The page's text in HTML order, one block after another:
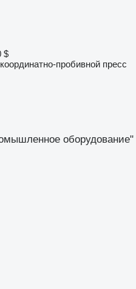
$
пробивной пресс
оборудование"